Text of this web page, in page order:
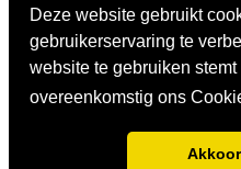
Deze website gebruikt
gebruikerservaring te
website te gebruiken
overeenkomstig ons